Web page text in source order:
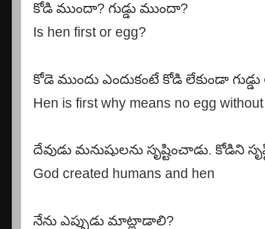
కోడి ముందా? గుడ్డు ముందా?
Is hen first or egg?
కోడె ముందు ఎందుకంటే కోడి లేకుండా గుడ్డు
Hen is first why means no egg
దేవుడు మనుషులను సృష్టించాడు. కోడిని
God created humans and hen
నేను ఎప్పుడు మాట్లాడాలి?